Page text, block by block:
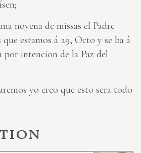
novena de missas el Padre
estamos á 29, Octo y se ba á
por intencion de la Paz del
yo creo que esto sera todo